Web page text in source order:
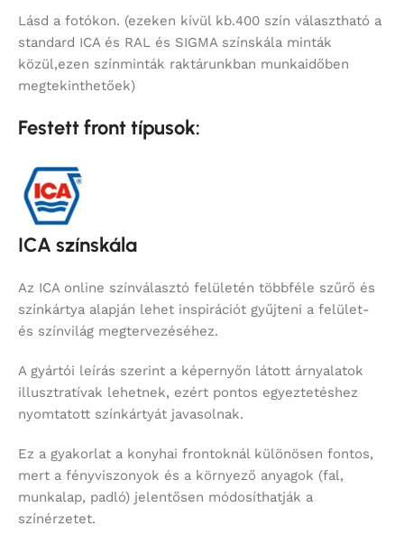
Lásd a fotókon. (ezeken kívül kb.400 szín választható a
standard ICA és RAL és SIGMA színskála minták
közül,ezen színminták raktárunkban munkaidőben
megtekinthetőek)
Festett front típusok:
ICA színskála
Az ICA online színválasztó felületén többféle szűrő és
színkártya alapján lehet inspirációt gyűjteni a felület-
és színvilág megtervezéséhez.
A gyártói leírás szerint a képernyőn látott árnyalatok
illusztratívak lehetnek, ezért pontos egyeztetéshez
nyomtatott színkártyát javasolnak.
Ez a gyakorlat a konyhai frontoknál különösen fontos,
mert a fényviszonyok és a környező anyagok (fal,
munkalap, padló) jelentősen módosíthatják a
színérzetet.